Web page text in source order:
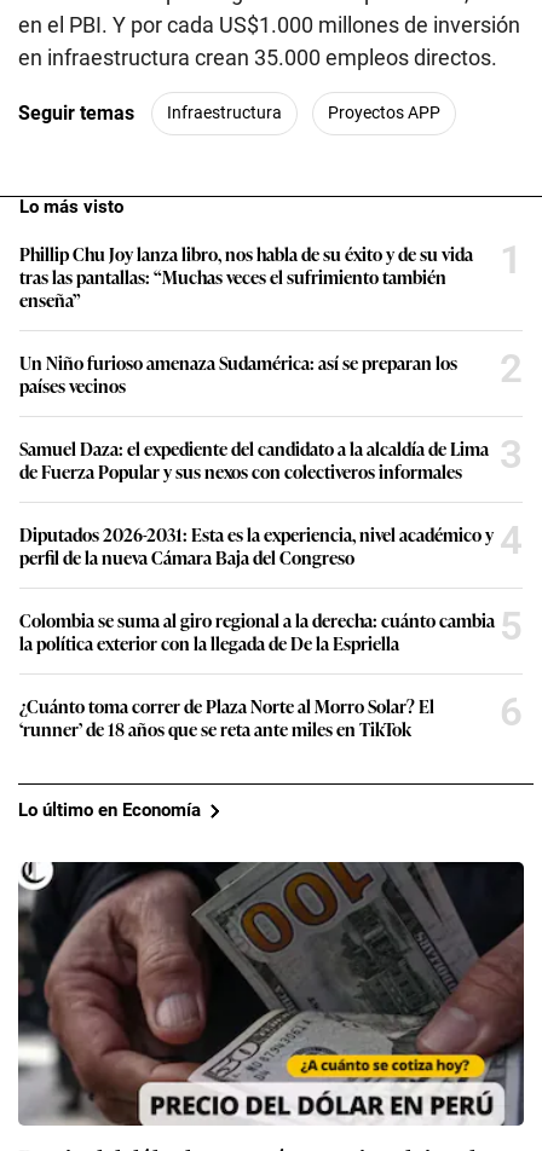
en el PBI. Y por cada US$1.000 millones de inversión
en infraestructura crean 35.000 empleos directos.
Seguir temas Infraestructura Proyectos APP
Lo más visto
Phillip Chu Joy lanza libro, nos habla de su éxito y de su vida
tras las pantallas: “Muchas veces el sufrimiento también
enseña”
1
Un Niño furioso amenaza Sudamérica: así se preparan los
países vecinos
2
Samuel Daza: el expediente del candidato a la alcaldía de Lima
de Fuerza Popular y sus nexos con colectiveros informales
3
Diputados 2026-2031: Esta es la experiencia, nivel académico y
perfil de la nueva Cámara Baja del Congreso
4
Colombia se suma al giro regional a la derecha: cuánto cambia
la política exterior con la llegada de De la Espriella
5
¿Cuánto toma correr de Plaza Norte al Morro Solar? El
‘runner’ de 18 años que se reta ante miles en TikTok
6
Lo último en Economía